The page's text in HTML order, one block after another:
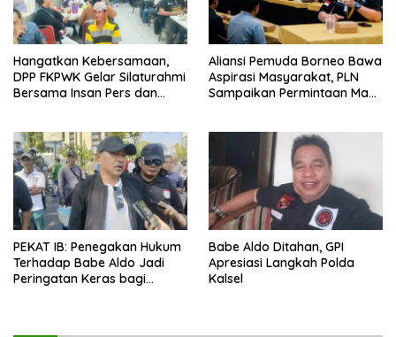
Hangatkan Kebersamaan,
DPP FKPWK Gelar Silaturahmi
Bersama Insan Pers dan
Aliansi Pemuda Borneo Bawa
Aspirasi Masyarakat, PLN
Sampaikan Permintaan Maaf
PEKAT IB: Penegakan Hukum
Terhadap Babe Aldo Jadi
Peringatan Keras bagi
Babe Aldo Ditahan, GPI
Apresiasi Langkah Polda
Kalsel